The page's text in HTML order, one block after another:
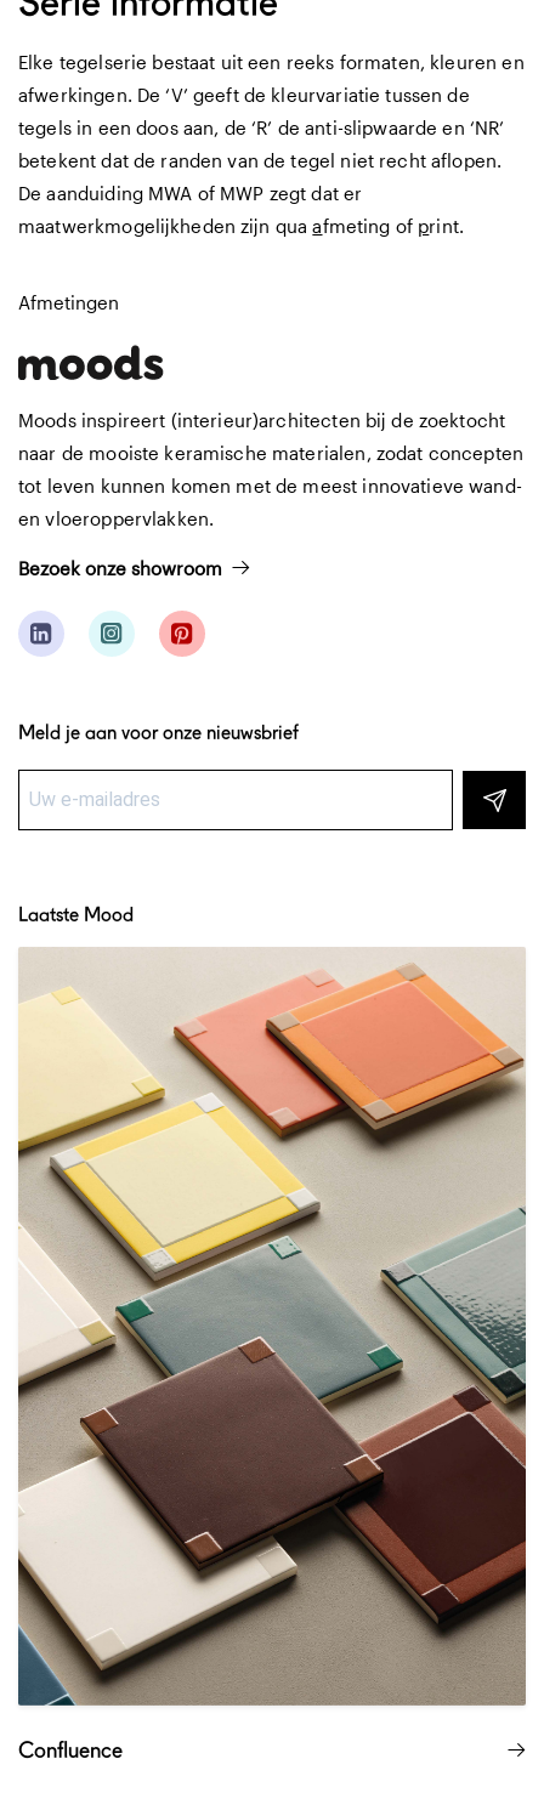
Elke tegelserie bestaat uit een reeks formaten, kleuren en
afwerkingen. De ‘V’ geeft de kleurvariatie tussen de
tegels in een doos aan, de ‘R’ de anti-slipwaarde en ‘NR’
betekent dat de randen van de tegel niet recht aflopen.
De aanduiding MWA of MWP zegt dat er
maatwerkmogelijkheden zijn quaafmeting of print.
Afmetingen
Moods inspireert (interieur)architecten bij de zoektocht
naar de mooiste keramische materialen, zodat concepten
tot leven kunnen komen met de meest innovatieve wand-
en vloeroppervlakken.
Bezoek onze showroom
Meld je aan voor onze nieuwsbrief
Laatste Mood
Confluence